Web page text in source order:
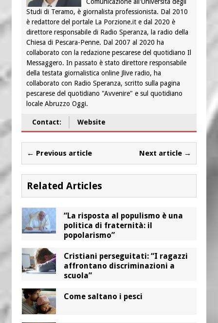
Studi di Teramo, è giornalista professionista. Dal 2010
è redattore del portale La Porzione.it e dal 2020 è
direttore responsabile di Radio Speranza, la radio della
Chiesa di Pescara-Penne. Dal 2007 al 2020 ha
collaborato con la redazione pescarese del quotidiano Il
Messaggero. In passato è stato direttore responsabile
della testata giornalistica online Jlive radio, ha
collaborato con Radio Speranza, scritto sulla pagina
pescarese del quotidiano "Avvenire" e sul quotidiano
locale Abruzzo Oggi.
Contact: Website
← Previous article Next article →
Related Articles
“La risposta al populismo è una
politica di fraternità: il
popolarismo”
Cristiani perseguitati: “I ragazzi
affrontano discriminazioni a
scuola”
Come saltano i pesci